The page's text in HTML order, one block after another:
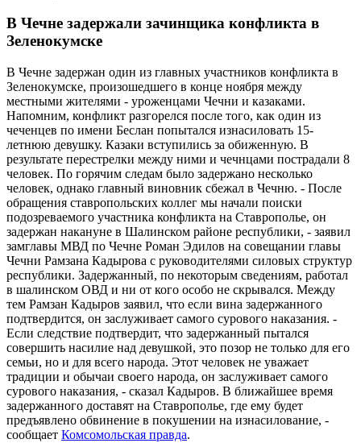
В Чечне задержали зачинщика конфликта в
Зеленокумске
В Чечне задержан один из главных участников конфликта в
Зеленокумске, произошедшего в конце ноября между
местными жителями - уроженцами Чечни и казаками.
Напомним, конфликт разгорелся после того, как один из
чеченцев по имени Беслан попытался изнасиловать 15-
летнюю девушку. Казаки вступились за обиженную. В
результате перестрелки между ними и чечнцами пострадали 8
человек. По горячим следам было задержано несколько
человек, однако главный виновник сбежал в Чечню. - После
обращения ставропольских коллег мы начали поиски
подозреваемого участника конфликта на Ставрополье, он
задержан накануне в Шалинском районе республики, - заявил
замглавы МВД по Чечне Роман Эдилов на совещании главы
Чечни Рамзана Кадырова с руководителями силовых структур
республики. Задержанный, по некоторым сведениям, работал
в шалинском ОВД и ни от кого особо не скрывался. Между
тем Рамзан Кадыров заявил, что если вина задержанного
подтвердится, он заслуживает самого сурового наказания. -
Если следствие подтвердит, что задержанный пытался
совершить насилие над девушкой, это позор не только для его
семьи, но и для всего народа. Этот человек не уважает
традиции и обычаи своего народа, он заслуживает самого
сурового наказания, - сказал Кадыров. В ближайшее время
задержанного доставят на Ставрополье, где ему будет
предъявлено обвинение в покушении на изнасилование, -
сообщает Комсомольская правда.